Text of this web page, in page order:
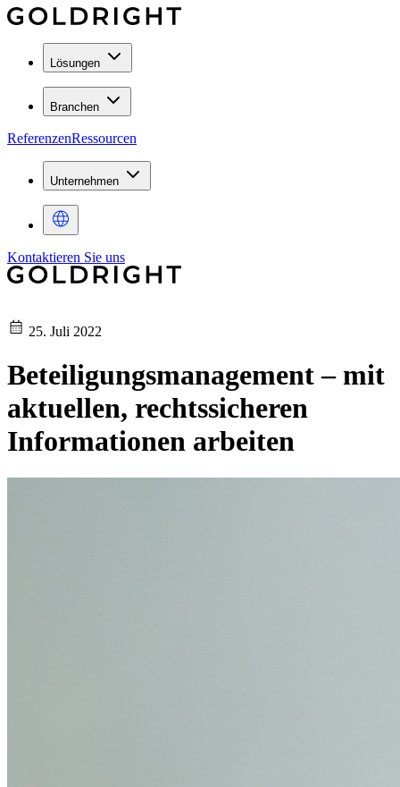
Lösungen
Branchen
ReferenzenRessourcen
Unternehmen
Kontaktieren Sie uns
25. Juli 2022
Beteiligungsmanagement – mit
aktuellen, rechtssicheren
Informationen arbeiten